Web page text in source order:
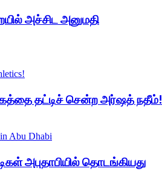
அச்சிட அனுமதி
தட்டிச் சென்ற அர்ஷத் நதீம்!
அபுதாபியில் தொடங்கியது